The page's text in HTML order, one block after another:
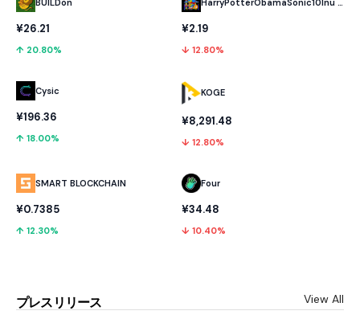
¥26.21
↑ 20.80%
Cysic
¥196.36
↑ 18.00%
SMART BLOCKCHAIN
¥0.7385
↑ 12.30%
¥2.19
↓ 12.80%
KOGE
¥8,291.48
↓ 12.80%
Four
¥34.48
↓ 10.40%
プレスリリース View All